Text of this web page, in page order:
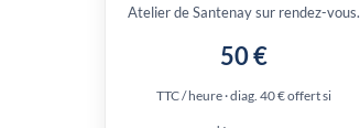
Atelier de Santenay sur rendez-vous.
50 €
TTC / heure · diag. 40 € offert si